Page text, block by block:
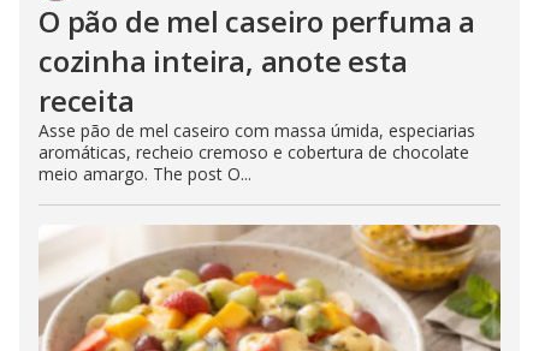
O pão de mel caseiro perfuma a
cozinha inteira, anote esta
receita
Asse pão de mel caseiro com massa úmida, especiarias
aromáticas, recheio cremoso e cobertura de chocolate
meio amargo. The post O...